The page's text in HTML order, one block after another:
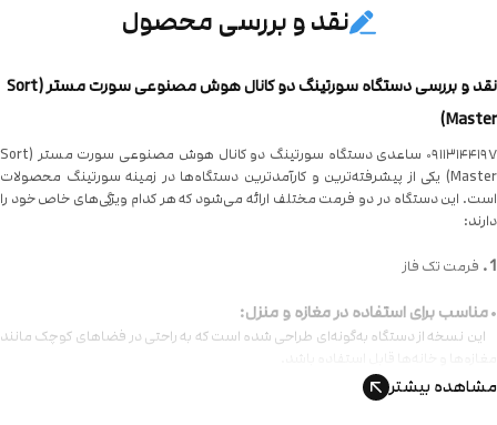
نقد و بررسی محصول
نقد و بررسی دستگاه سورتینگ دو کانال هوش مصنوعی سورت مستر (Sort
۰۹۱۱۳۱۴۴۱۹۷ ساعدی دستگاه سورتینگ دو کانال هوش مصنوعی سورت مستر (Sort
Master) یکی از پیشرفته‌ترین و کارآمدترین دستگاه‌ها در زمینه سورتینگ محصولات
این دستگاه در دو فرمت مختلف ارائه می‌شود که هر کدام ویژگی‌های خاص خود را
فرمت تک فاز
مناسب برای استفاده در مغازه و منزل:
نسخه از دستگاه به‌گونه‌ای طراحی شده است که به راحتی در فضاهای کوچک مانند
و خانه‌ها قابل استفاده باشد.
بیشتر